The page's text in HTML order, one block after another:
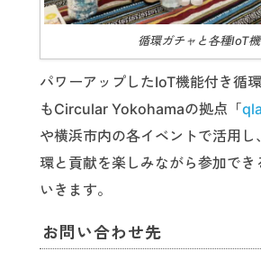
循環ガチャと各種IoT
パワーアップしたIoT機能付き循
もCircular Yokohamaの拠点「
や横浜市内の各イベントで活用
環と貢献を楽しみながら参加でき
いきます。
お問い合わせ先